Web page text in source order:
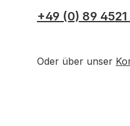
+49 (0) 89
Oder über unser